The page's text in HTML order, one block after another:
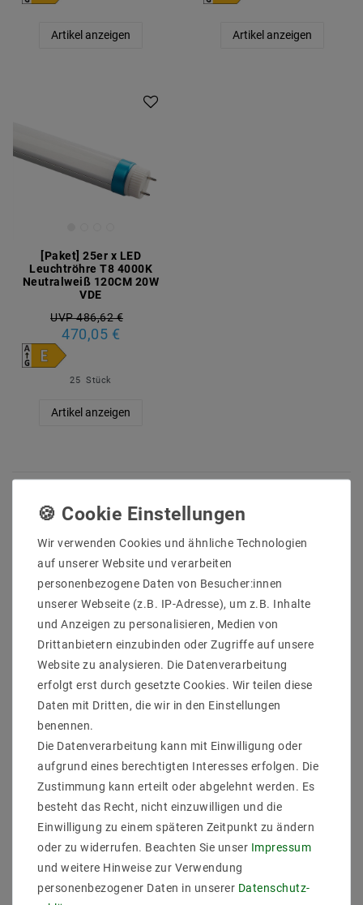
Artikel anzeigen Artikel anzeigen
[Paket] 25er x LED
Leuchtröhre T8 4000K
Neutralweiß 120CM 20W
VDE
UVP 486,62 €
470,05 €
25 Stück
Artikel anzeigen
LED-Röhre 120cm von Kalt- bis
Warmweiß ganz bequem online
kaufen
Ob LED-Röhre 120 cm Warmweiß oder LED-Röhre 120 cm
Kaltweiß: In unserem umfangeichenLED- Shopbestellen Sie
die LED-Röhrenlampe 120 cm günstig und in unterschiedlichen
Wattstärken. So präsentieren wir Ihnen die LED-Röhre T8 mit
der Länge von 120 cm in vier verschiedenen Ausführungen:
3000K mit 20W
5000K und 18W
6000K und 18W,
So ist sicher genau die LED-Tube 120 dabei, die Sie benötigen.
Vielseitige LED-Lampe 120 cm
Gerade für Unternehmer, Firmen und die Industrie steht neben
Wir verwenden Cookies und ähnliche Technologien
auf unserer Website und verarbeiten
personenbezogene Daten von Besucher:innen
unserer Webseite (z.B. IP-Adresse), um z.B. Inhalte
und Anzeigen zu personalisieren, Medien von
Drittanbietern einzubinden oder Zugriffe auf unsere
Website zu analysieren. Die Datenverarbeitung
erfolgt erst durch gesetzte Cookies. Wir teilen diese
Daten mit Dritten, die wir in den Einstellungen
benennen.
Die Datenverarbeitung kann mit Einwilligung oder
aufgrund eines berechtigten Interesses erfolgen. Die
Zustimmung kann erteilt oder abgelehnt werden. Es
besteht das Recht, nicht einzuwilligen und die
Einwilligung zu einem späteren Zeitpunkt zu ändern
oder zu widerrufen. Beachten Sie unser Impressum
und weitere Hinweise zur Verwendung
personenbezogener Daten in unserer Daten­schutz­